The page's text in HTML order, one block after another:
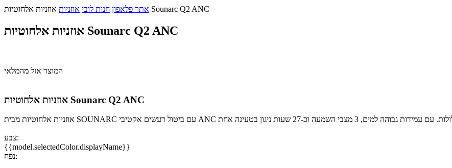
אתר פלאפון חנות לובי אוזניות אוזניות אלחוטיות Sounarc Q2 ANC
אוזניות אלחוטיות Sounarc Q2 ANC
המוצר אזל מהמלאי
אוזניות אלחוטיות Sounarc Q2 ANC
צבע:
{{model.selectedColor.displayName}}
נפח: